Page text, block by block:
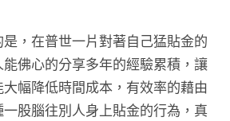
，在普世一片對著自己猛貼金的
佛心的分享多年的經驗累積，讓
幅降低時間成本，有效率的藉由
股腦往別人身上貼金的行為，真